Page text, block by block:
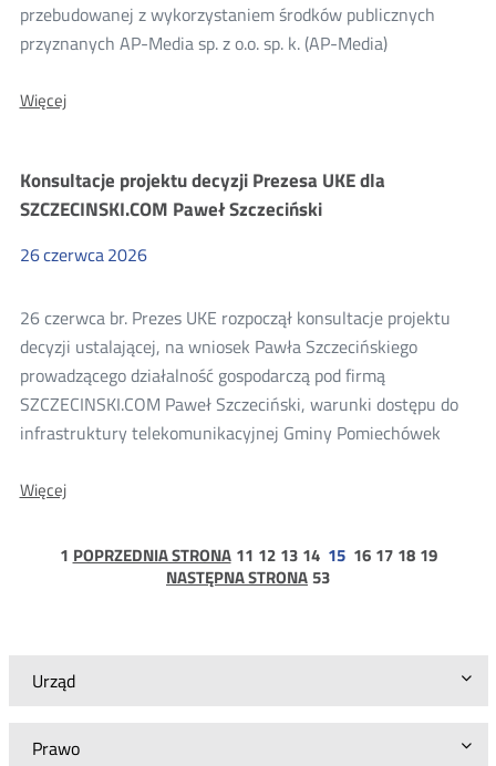
Urząd
Prawo
przebudowanej z wykorzystaniem środków publicznych
przyznanych AP-Media sp. z o.o. sp. k. (AP-Media)
WięcejO:
projektu
oferty
hurtowej
Media
o.o.
sp.
k.
dla
Sieci
FERC
Konsultacje projektu decyzji Prezesa UKE dla
SZCZECINSKI.COM Paweł Szczeciński
26czerwca2026
26 czerwca br. Prezes UKE rozpoczął konsultacje projektu
decyzji ustalającej, na wniosek Pawła Szczecińskiego
prowadzącego działalność gospodarczą pod firmą
SZCZECINSKI.COM Paweł Szczeciński, warunki dostępu do
infrastruktury telekomunikacyjnej Gminy Pomiechówek
WięcejO:
decyzji
Prezesa
Szczeciński
1strona
POPRZEDNIA STRONA strona
11 strona
12 strona
13 strona
14 15 strona
16 strona
17 strona
18 strona
19
NASTĘPNA STRONA53strona